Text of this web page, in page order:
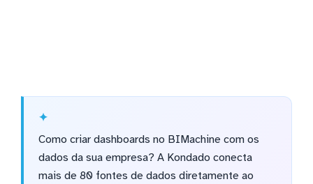
Como criar dashboards no BIMachine com os
dados da sua empresa? A Kondado conecta
mais de 80 fontes de dados diretamente ao